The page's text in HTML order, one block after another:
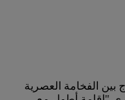
بين الفخامة العصرية